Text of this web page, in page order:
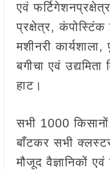
एवं
प्रक्षेत्र,
मशीनरी
बगीचा एवं
हाट।
सभी 1000
बाँटकर सभी
मौजूद वैज्ञानिकों